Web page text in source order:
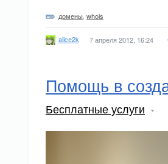
домены whois
alice2k 7 апреля 2012, 16:24
Помощь в
Бесплатные услуги